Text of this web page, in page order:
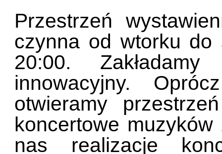
Przestrzeń
czynna od wtorku do
20:00.
innowacyjny.
otwieramy
koncertowe muzyków
nas realizacje